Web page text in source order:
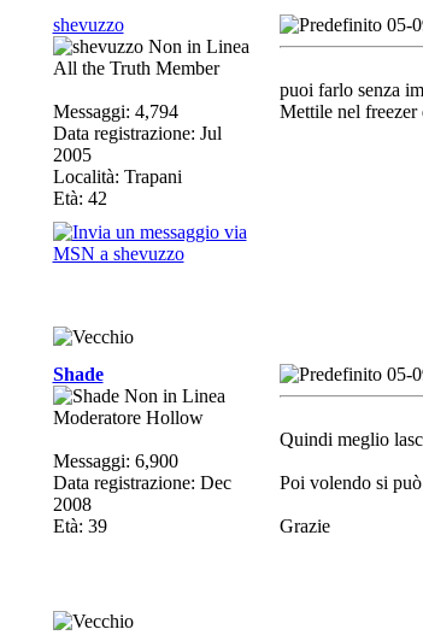
shevuzzo
All the Truth Member
Messaggi: 4,794
Data registrazione: Jul
2005
Località: Trapani
Età: 42
05-
puoi farlo senza
Mettile nel freezer
Shade
Moderatore Hollow
Messaggi: 6,900
Data registrazione: Dec
2008
Età: 39
05-
Quindi meglio
Poi volendo si
Grazie